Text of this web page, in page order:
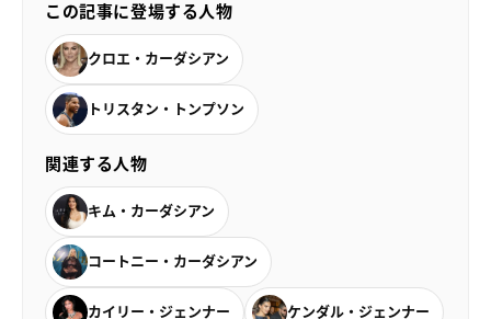
この記事に登場する人物
クロエ・カーダシアン
トリスタン・トンプソン
関連する人物
キム・カーダシアン
コートニー・カーダシアン
カイリー・ジェンナー ケンダル・ジェンナー